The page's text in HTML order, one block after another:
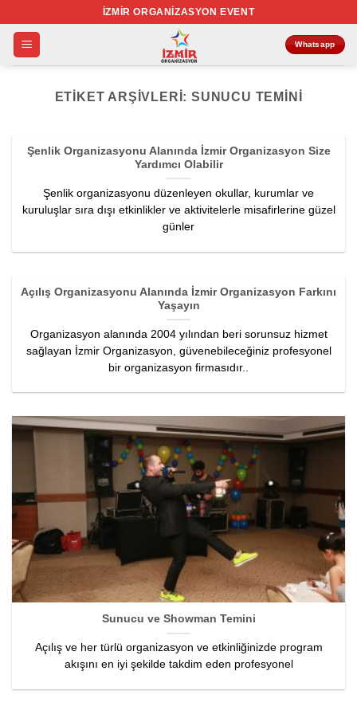
atla
İZMIR ORGANIZASYON EVENT
Whatsapp
ETIKET ARŞIVLERI: SUNUCU TEMINI
Şenlik Organizasyonu Alanında İzmir Organizasyon Size
Yardımcı Olabilir
Şenlik organizasyonu düzenleyen okullar, kurumlar ve
kuruluşlar sıra dışı etkinlikler ve aktivitelerle misafirlerine güzel
günler
Açılış Organizasyonu Alanında İzmir Organizasyon Farkını
Yaşayın
Organizasyon alanında 2004 yılından beri sorunsuz hizmet
sağlayan İzmir Organizasyon, güvenebileceğiniz profesyonel
bir organizasyon firmasıdır..
Sunucu ve Showman Temini
Açılış ve her türlü organizasyon ve etkinliğinizde program
akışını en iyi şekilde takdim eden profesyonel